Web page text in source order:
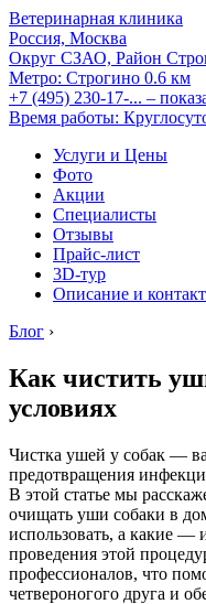
Ветеринарная клиника
Россия, Москва
Округ СЗАО, Район
Метро: Строгино 0.6 км
+7 (495) 230-17-... –
Время работы:
Услуги и Цены
Фото
Акции
Специалисты
Отзывы
Прайс-лист
3D-тур
Описание и
Блог ›
Как чистить
условиях
Чистка ушей у собак —
предотвращения
В этой статье мы
очищать уши собаки в
использовать, а какие —
проведения этой
профессионалов, что
четвероногого друга и